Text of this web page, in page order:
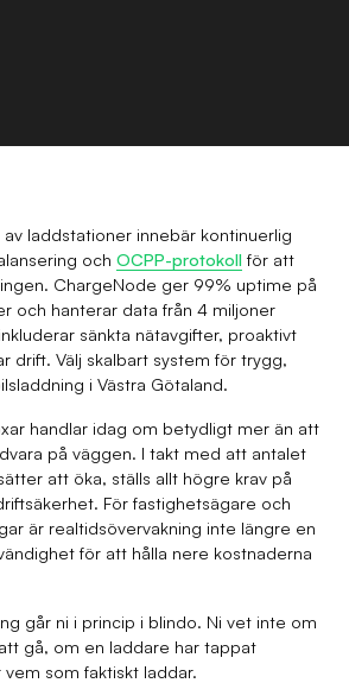
av laddstationer innebär kontinuerlig
ochOCPP-protokoll för att
ChargeNode ger 99% uptime på
och hanterar data från 4 miljoner
sänkta nätavgifter, proaktivt
drift. Välj skalbart system för trygg,
i Västra Götaland.
handlar idag om betydligt mer än att
på väggen. I takt med att antalet
att öka, ställs allt högre krav på
För fastighetsägare och
är realtidsövervakning inte längre en
för att hålla nere kostnaderna
går ni i princip i blindo. Ni vet inte om
gå, om en laddare har tappat
som faktiskt laddar.